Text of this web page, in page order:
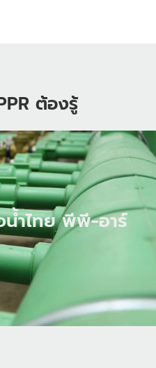
ต้องรู้
น้ำไทย พีพี-อาร์
น้ำไทย พีพี-อาร์